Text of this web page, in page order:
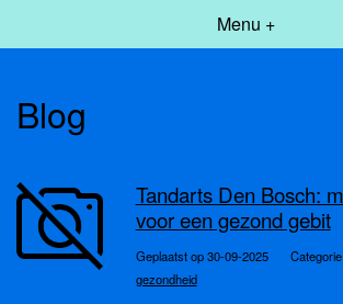
Menu +
Blog
Tandarts Den Bosch:
voor een gezond gebit
Geplaatst op 30-09-2025
gezondheid